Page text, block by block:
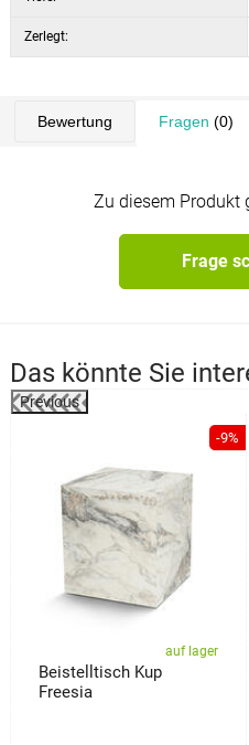
Zerlegt:
Bewertung Fragen (0)
Zu diesem Produkt
Frage
Das könnte Sie
Previous
-9%
auf lager
Beistelltisch Kup
Freesia